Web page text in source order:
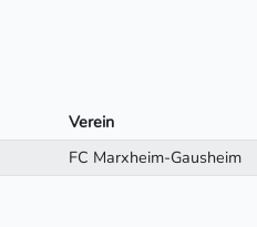
Verein
FC Marxheim-Gausheim